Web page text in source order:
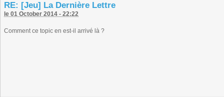
RE: [Jeu] La Dernière Lettre
le 01 October 2014 - 22:22
Comment ce topic en est-il arrivé là ?